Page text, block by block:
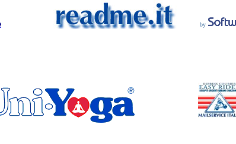
by